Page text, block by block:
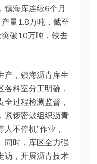
镇海库连续6个月
量1.8万吨，截至
破10万吨，较去
产，镇海沥青库生
科室分工明确，
过程检测监督，
紧锣密鼓组织沥青
不停机”作业，
同时，库区全力强
访，开展沥青技术